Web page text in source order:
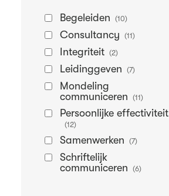
Begeleiden (10)
Consultancy (11)
Integriteit (2)
Leidinggeven (7)
Mondeling
communiceren
(11)
Persoonlijke effectiviteit
(12)
Samenwerken (7)
Schriftelijk
communiceren
(6)